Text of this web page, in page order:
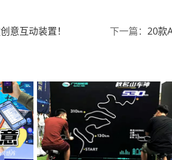
意互动装置！ 下一篇： 20款